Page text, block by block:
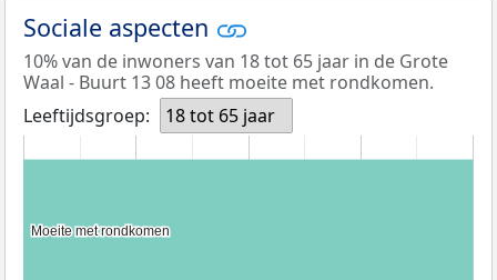
Sociale aspecten
10% van de inwoners van 18 tot 65 jaar in de Grote
Waal - Buurt 13 08 heeft moeite met rondkomen.
Leeftijdsgroep:
18 tot 65 jaar
Moeite met rondkomen
Moeite met rondkomen